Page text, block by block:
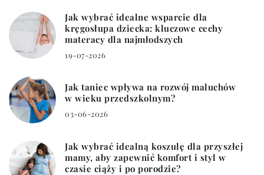
Jak wybrać idealne wsparcie dla
kręgosłupa dziecka: kluczowe cechy
materacy dla najmłodszych
19-07-2026
Jak taniec wpływa na rozwój maluchów
w wieku przedszkolnym?
03-06-2026
Jak wybrać idealną koszulę dla przyszłej
mamy, aby zapewnić komfort i styl w
czasie ciąży i po porodzie?